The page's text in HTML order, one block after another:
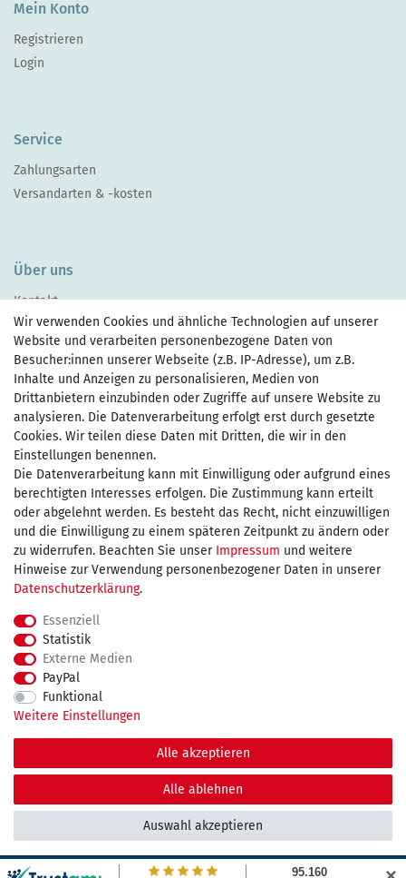
Mein Konto
Registrieren
Login
Service
Zahlungsarten
Versandarten & -kosten
Über uns
Kontakt
Zahlen Sie bequem per
Wir versenden mit
kostenfreie Lieferung
innerhalb Deutschland ab 75€
Impressum
Vertrag widerrufen
© Copyright 2026 maDDma GmbH. | Alle Rechte vorbehalten.
Wir verwenden Cookies und ähnliche Technologien auf unserer
Website und verarbeiten personenbezogene Daten von
Besucher:innen unserer Webseite (z.B. IP-Adresse), um z.B.
Inhalte und Anzeigen zu personalisieren, Medien von
Drittanbietern einzubinden oder Zugriffe auf unsere Website zu
analysieren. Die Datenverarbeitung erfolgt erst durch gesetzte
Cookies. Wir teilen diese Daten mit Dritten, die wir in den
Einstellungen benennen.
Die Datenverarbeitung kann mit Einwilligung oder aufgrund eines
berechtigten Interesses erfolgen. Die Zustimmung kann erteilt
oder abgelehnt werden. Es besteht das Recht, nicht einzuwilligen
und die Einwilligung zu einem späteren Zeitpunkt zu ändern oder
zu widerrufen. Beachten Sie unser Impressum und weitere
Hinweise zur Verwendung personenbezogener Daten in unserer
Daten­schutz­erklärung.
Essenziell
Statistik
Externe Medien
PayPal
Funktional
Weitere Einstellungen
Alle akzeptieren
Alle ablehnen
Auswahl akzeptieren